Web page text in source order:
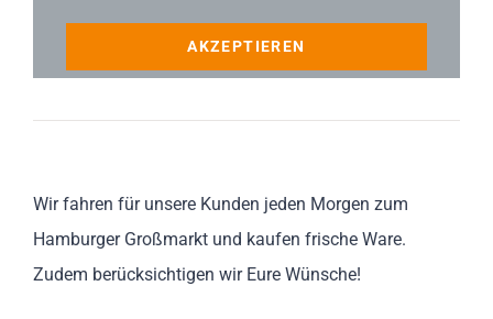
AKZEPTIEREN
Wir fahren für unsere Kunden jeden Morgen zum
Hamburger Großmarkt und kaufen frische Ware.
Zudem berücksichtigen wir Eure Wünsche!